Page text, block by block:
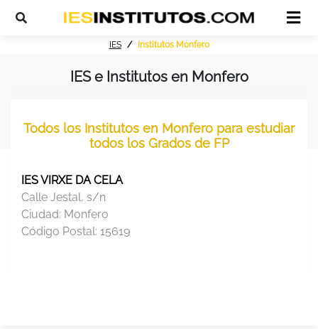
IES Institutos Monfero
IES e Institutos en Monfero
Todos los Institutos en Monfero para estudiar
todos los Grados de FP
IES VIRXE DA CELA
Calle Jestal, s/n
Ciudad: Monfero
Código Postal: 15619